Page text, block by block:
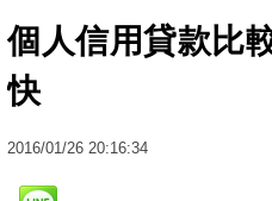
個人信用貸款比
快
2016/01/26 20:16:34